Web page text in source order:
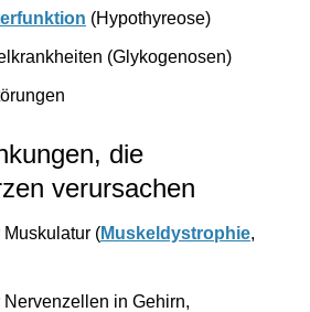
(Hypothyreose)
(Glykogenosen)
die
verursachen
(Muskeldystrophie,
in Gehirn,